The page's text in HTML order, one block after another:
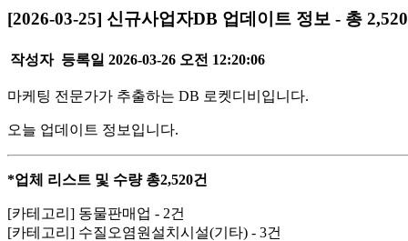
[2026-03-25] 신규사업자DB 업데이트 정보 - 총
작성자 등록일 2026-03-26 오전 12:20:06
마케팅 전문가가 추출하는 DB 로켓디비입니다.
오늘 업데이트 정보입니다.
*업체 리스트 및 수량 총2,520건
[카테고리] 동물판매업 - 2건
[카테고리] 수질오염원설치시설(기타) - 3건